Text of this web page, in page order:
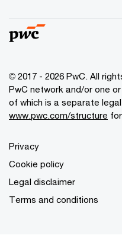
© 2017 - 2026 PwC. All
PwC network and/or one
of which is a separate
www.pwc.com/structure
Privacy
Cookie policy
Legal disclaimer
Terms and conditions